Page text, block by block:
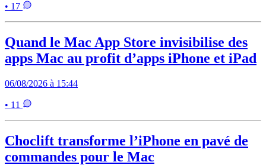
• 17
Quand le Mac App Store invisibilise des
apps Mac au profit d’apps iPhone et iPad
06/08/2026 à 15:44
• 11
Choclift transforme l’iPhone en pavé de
commandes pour le Mac